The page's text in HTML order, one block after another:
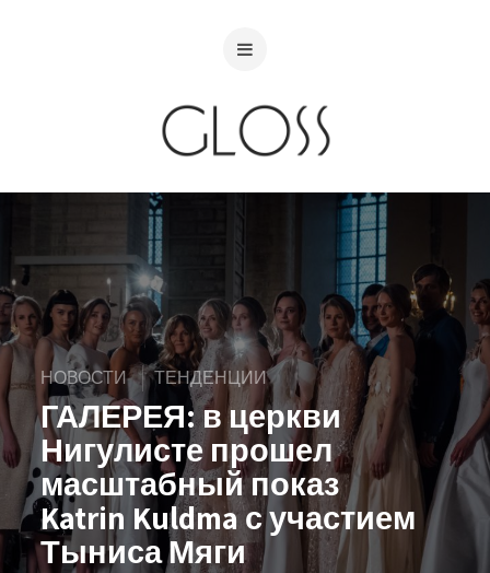
НОВОСТИ ТЕНДЕНЦИИ
ГАЛЕРЕЯ: в церкви
Нигулисте прошел
масштабный показ
Katrin Kuldma с участием
Тыниса Мяги